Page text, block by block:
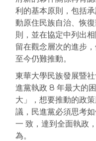
利的基本原則，包括
動原住民族自治、恢
則，並在協定中列出
留在觀念層次的進步
至今仍難推動。
東華大學民族發展暨
進黨執政 8 年最大的
大」，想要推動的政
議，民進黨必須思考
一 致，達到全面執政
為。